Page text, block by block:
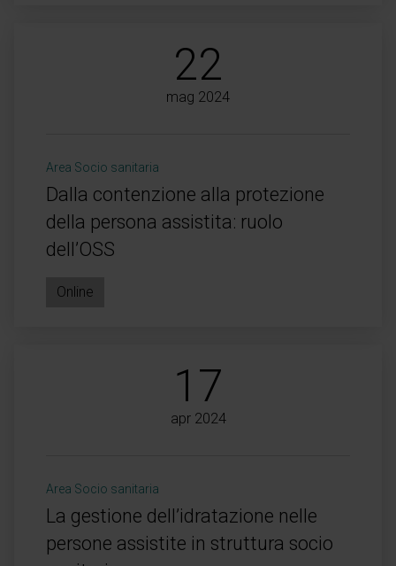
22
mag 2024
Area Socio sanitaria
Dalla contenzione alla protezione
della persona assistita: ruolo
dell’OSS
Online
17
apr 2024
Area Socio sanitaria
La gestione dell’idratazione nelle
persone assistite in struttura socio